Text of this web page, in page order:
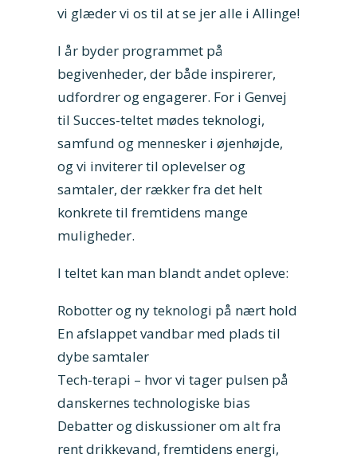
vi glæder vi os til at se jer alle i Allinge!
I år byder programmet på
begivenheder, der både inspirerer,
udfordrer og engagerer. For i Genvej
til Succes-teltet mødes teknologi,
samfund og mennesker i øjenhøjde,
og vi inviterer til oplevelser og
samtaler, der rækker fra det helt
konkrete til fremtidens mange
muligheder.
I teltet kan man blandt andet opleve:
Robotter og ny teknologi på nært hold
En afslappet vandbar med plads til
dybe samtaler
Tech-terapi – hvor vi tager pulsen på
danskernes technologiske bias
Debatter og diskussioner om alt fra
rent drikkevand, fremtidens energi,